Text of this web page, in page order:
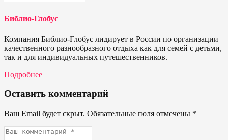
Библио-Глобус
Компания Библио-Глобус лидирует в России по организации
качественного разнообразного отдыха как для семей с детьми,
так и для индивидуальных путешественников.
Подробнее
Оставить комментарий
Ваш Email будет скрыт. Обязательные поля отмечены *
Ваш